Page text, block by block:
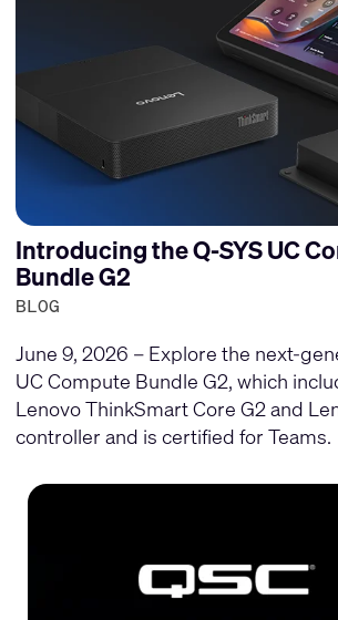
Introducing the Q-SYS UC
Bundle G2
BLOG
June 9, 2026 – Explore the next-
UC Compute Bundle G2, which
Lenovo ThinkSmart Core G2 and
controller and is certified for Teams.